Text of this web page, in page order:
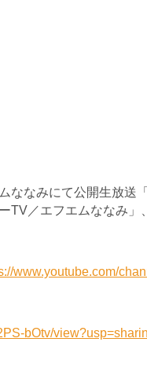
なみにて公開生放送
／エフエムななみ」
www.youtube.com/
bOtv/